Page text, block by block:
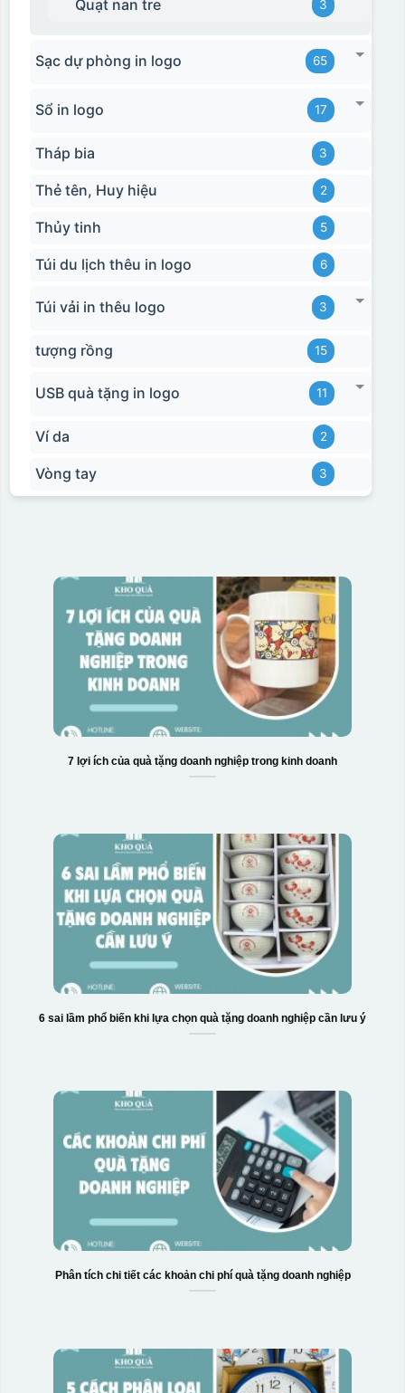
Hộp xi bình hoa
Quạt nan tre 3
Sạc dự phòng in logo 65
Sổ in logo 17
Tháp bia 3
Thẻ tên, Huy hiệu 2
Thủy tinh 5
Túi du lịch thêu in logo 6
Túi vải in thêu logo 3
tượng rồng 15
USB quà tặng in logo 11
Ví da 2
Vòng tay 3
7 lợi ích của quà tặng doanh nghiệp trong kinh doanh
6 sai lầm phổ biến khi lựa chọn quà tặng doanh nghiệp cần lưu ý
Phân tích chi tiết các khoản chi phí quà tặng doanh nghiệp